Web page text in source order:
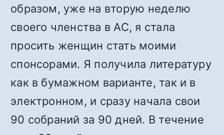
образом, уже на вторую неделю
своего членства в АС, я стала
просить женщин стать моими
спонсорами. Я получила литературу
как в бумажном варианте, так и в
электронном, и сразу начала свои
90 собраний за 90 дней. В течение